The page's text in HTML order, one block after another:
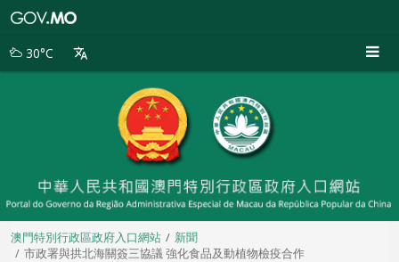
別
30°C
澳門特別行政區政府入口網站
新聞
市政署與拱北海關簽三協議 強化食品及動植物檢疫合作